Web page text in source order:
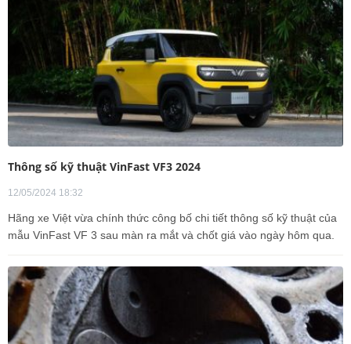
Thông số kỹ thuật VinFast VF3 2024
12/05/2024 18:32
Hãng xe Việt vừa chính thức công bố chi tiết thông số kỹ thuật của
mẫu VinFast VF 3 sau màn ra mắt và chốt giá vào ngày hôm qua.